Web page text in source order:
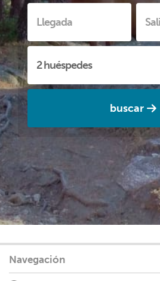
buscar
Navegación